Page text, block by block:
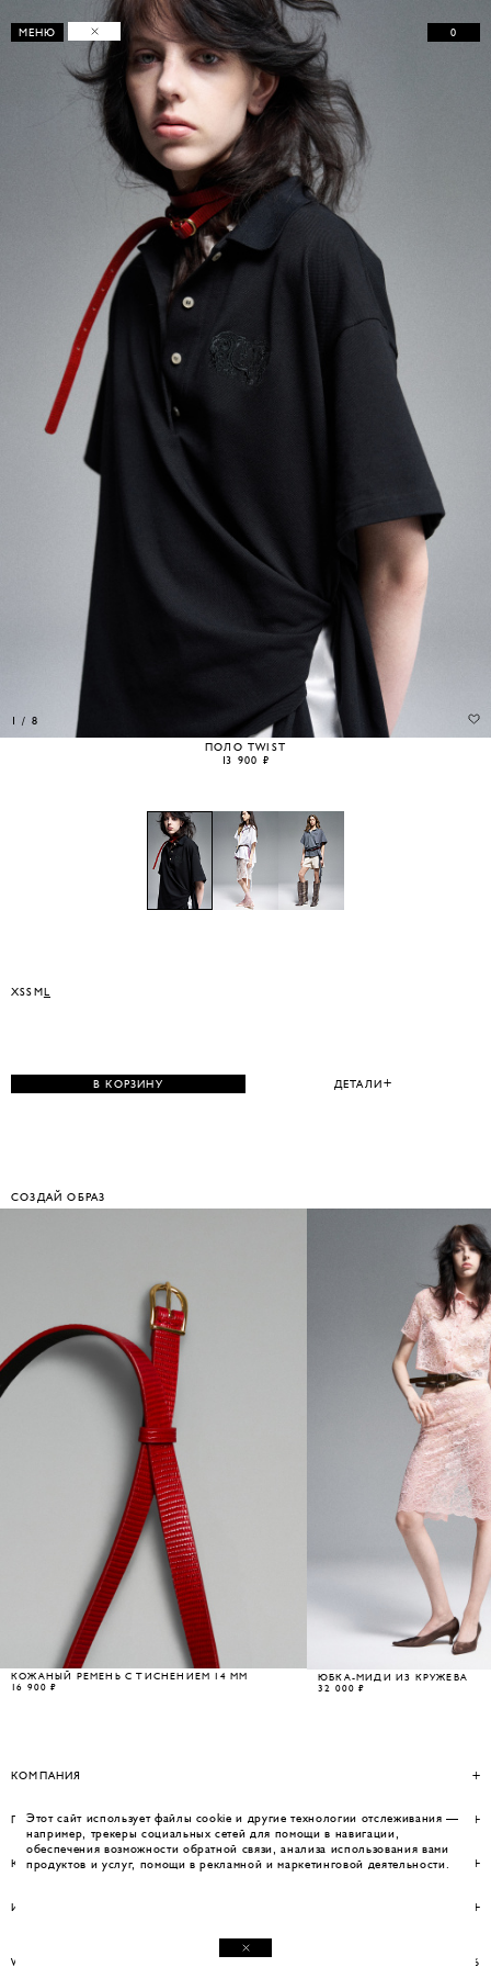
МЕНЮ 0
1 / 8
ПОЛО TWIST
13 900 ₽
XSSML
ДЕТАЛИ
В КОРЗИНУ
СОЗДАЙ ОБРАЗ
КОЖАНЫЙ РЕМЕНЬ С ТИСНЕНИЕМ 14 ММ
16 900 ₽
ЮБКА-МИДИ ИЗ КРУЖЕВА
32 000 ₽
КОМПАНИЯ
ПОМОЩЬ
КОНТАКТЫ
ИНФОРМАЦИЯ
WEBSITE BY UMWELT © WOS 2026
Этот сайт использует файлы cookie и другие технологии отслеживания —
например, трекеры социальных сетей для помощи в навигации,
обеспечения возможности обратной связи, анализа использования вами
продуктов и услуг, помощи в рекламной и маркетинговой деятельности.